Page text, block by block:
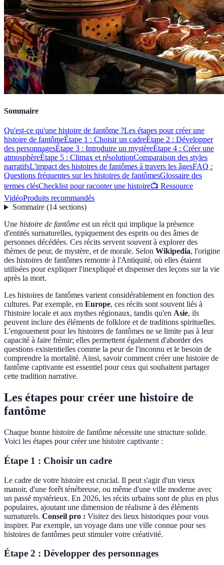
Sommaire
Qu'est-ce qu'une histoire de fantôme ?Les étapes pour créer une
histoire de fantômeÉtape 1 : Choisir un cadreÉtape 2 : Développer
des personnagesÉtape 3 : Introduire un mystèreÉtape 4 : Créer une
atmosphèreÉtape 5 : Climax et résolutionComparaison des styles
narratifsL'impact des histoires de fantômes à travers les âgesFAQ :
Questions fréquentes sur les histoires de fantômesGlossaire des
termes clésChecklist pour raconter une histoire📺 Ressource
VidéoProduits recommandés
Sommaire(14 sections)
Une histoire de fantôme est un récit qui implique la présence
d'entités surnaturelles, typiquement des esprits ou des âmes de
personnes décédées. Ces récits servent souvent à explorer des
thèmes de peur, de mystère, et de morale. Selon Wikipedia, l'origine
des histoires de fantômes remonte à l'Antiquité, où elles étaient
utilisées pour expliquer l'inexpliqué et dispenser des leçons sur la vie
après la mort.
Les histoires de fantômes varient considérablement en fonction des
cultures. Par exemple, en Europe, ces récits sont souvent liés à
l'histoire locale et aux mythes régionaux, tandis qu'en Asie, ils
peuvent inclure des éléments de folklore et de traditions spirituelles.
L'engouement pour les histoires de fantômes ne se limite pas à leur
capacité à faire frémir; elles permettent également d'aborder des
questions existentielles comme la peur de l'inconnu et le besoin de
comprendre la mortalité. Ainsi, savoir comment créer une histoire de
fantôme captivante est essentiel pour ceux qui souhaitent partager
cette tradition narrative.
Les étapes pour créer une histoire de
fantôme
Chaque bonne histoire de fantôme nécessite une structure solide.
Voici les étapes pour créer une histoire captivante :
Étape 1 : Choisir un cadre
Le cadre de votre histoire est crucial. Il peut s'agir d'un vieux
manoir, d'une forêt ténébreuse, ou même d'une ville moderne avec
un passé mystérieux. En 2026, les récits urbains sont de plus en plus
populaires, ajoutant une dimension de réalisme à des éléments
surnaturels. Conseil pro : Visitez des lieux historiques pour vous
inspirer. Par exemple, un voyage dans une ville connue pour ses
histoires de fantômes peut stimuler votre créativité.
Étape 2 : Développer des personnages